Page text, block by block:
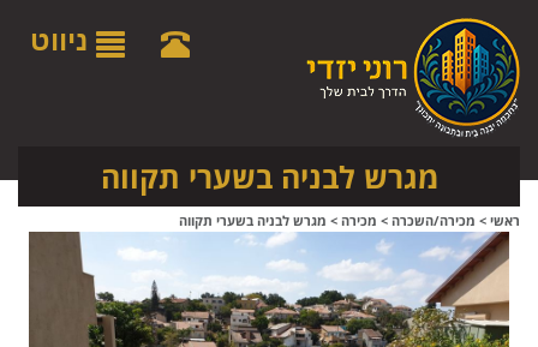
נגישות
ניווט
מגרש לבניה בשערי תקווה
ראשי > מכירה/השכרה > מכירה > מגרש לבניה בשערי תקווה